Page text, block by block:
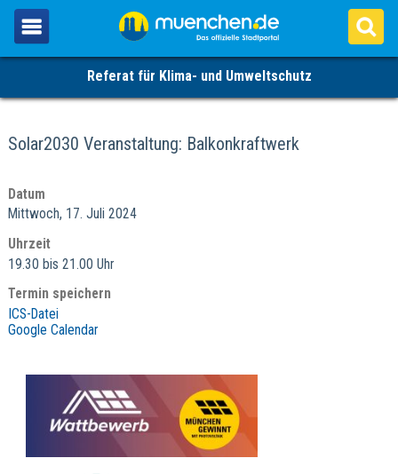
Referat für Klima- und Umweltschutz
Solar2030 Veranstaltung: Balkonkraftwerk
Datum
Mittwoch, 17. Juli 2024
Uhrzeit
19.30 bis 21.00 Uhr
Termin speichern
ICS-Datei
Google Calendar